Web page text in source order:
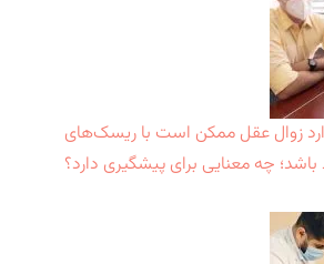
زوال عقل ممکن است با ریسک‌های
باشد؛ چه معنایی برای پیشگیری دارد؟